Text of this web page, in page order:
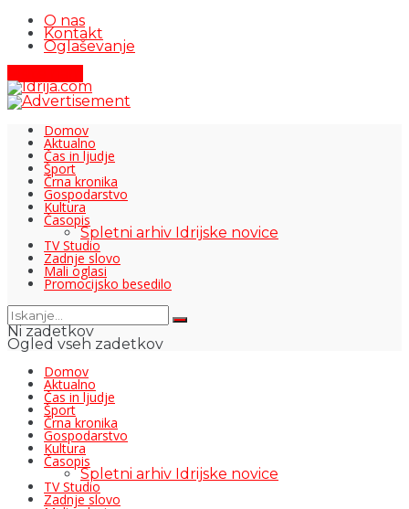
O nas
Kontakt
Oglaševanje
Domov
Aktualno
Čas in ljudje
Šport
Črna kronika
Gospodarstvo
Kultura
Časopis
Spletni arhiv Idrijske novice
TV Studio
Zadnje slovo
Mali oglasi
Promocijsko besedilo
Ni zadetkov
Ogled vseh zadetkov
Domov
Aktualno
Čas in ljudje
Šport
Črna kronika
Gospodarstvo
Kultura
Časopis
Spletni arhiv Idrijske novice
TV Studio
Zadnje slovo